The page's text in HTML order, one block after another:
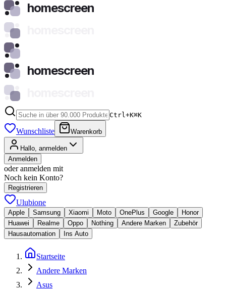
homescreen
homescreen
Ctrl+K⌘K
Wunschliste Warenkorb
Hallo, anmelden
Anmelden
oder anmelden mit
Noch kein Konto?
Registrieren
Ulubione
Apple Samsung Xiaomi Moto OnePlus Google
Honor
Huawei
Realme Oppo Nothing Andere Marken
Zubehör
Hausautomation
Ins Auto
Startseite
Andere Marken
Asus